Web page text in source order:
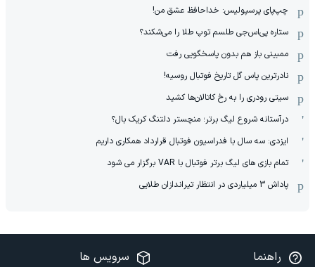
چپ‌پای پرسپولیس: خداحافظ عشق من!
ستاره پی‌اس‌جی طلسم توپ طلا را می‌شکند؟
ممبینی باز هم بدون پاسخگویی رفت
نادر‌ترین پاس گل تاریخ فوتبال روسیه!
سیتی رودری را به رخ کاتالان‌ها کشید
درآستانه شروع لیگ برتر؛ منچستر دلتنگ کریک بال؟
ایزدی: سه سال با فدراسیون فوتبال قرارداد همکاری داریم
تمام بازی های لیگ برتر فوتبال با VAR برگزار می شود
پاداش 3 میلیاردی در انتظار تیراندازان طلایی
راهنما سرویس ها